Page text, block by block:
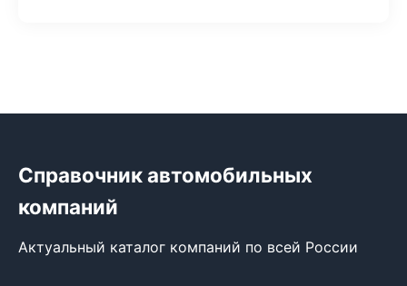
Справочник автомобильных
компаний
Актуальный каталог компаний по всей России